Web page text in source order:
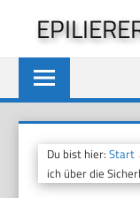
springen
Du bist hier:Start
ich über die